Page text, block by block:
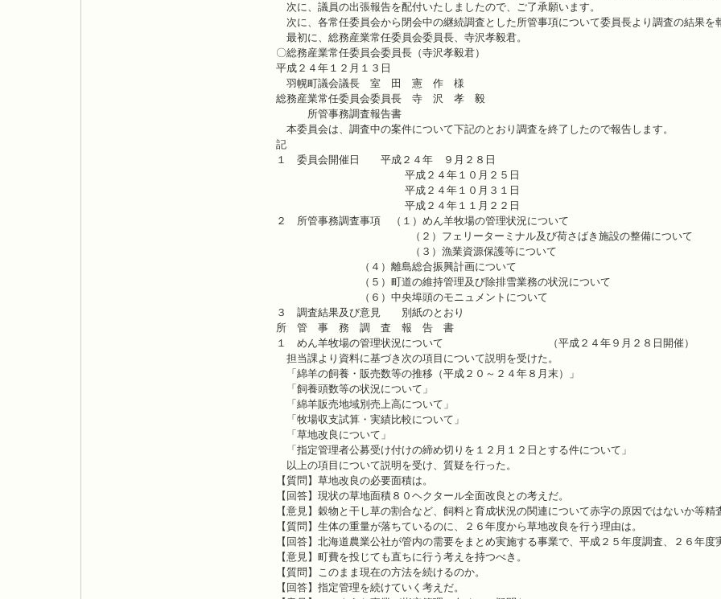
次に、議員の出張報告を配付いたしましたので、ご了承願います。
次に、各常任委員会から閉会中の継続調査とした所管事項について委員長より調査の結果を
最初に、総務産業常任委員会委員長、寺沢孝毅君。
〇総務産業常任委員会委員長（寺沢孝毅君）
平成２４年１２月１３日
羽幌町議会議長 室 田 憲 作 様
総務産業常任委員会委員長 寺 沢 孝 毅
所管事務調査報告書
本委員会は、調査中の案件について下記のとおり調査を終了したので報告します。
記
１ 委員会開催日 平成２４年 ９月２８日
平成２４年１０月２５日
平成２４年１０月３１日
平成２４年１１月２２日
２ 所管事務調査事項 （１）めん羊牧場の管理状況について
（２）フェリーターミナル及び荷さばき施設の整備について
（３）漁業資源保護等について
（４）離島総合振興計画について
（５）町道の維持管理及び除排雪業務の状況について
（６）中央埠頭のモニュメントについて
３ 調査結果及び意見 別紙のとおり
所 管 事 務 調 査 報 告 書
１ めん羊牧場の管理状況について （平成２４年９月２８日開催）
担当課より資料に基づき次の項目について説明を受けた。
「綿羊の飼養・販売数等の推移（平成２０～２４年８月末）」
「飼養頭数等の状況について」
「綿羊販売地域別売上高について」
「牧場収支試算・実績比較について」
「草地改良について」
「指定管理者公募受け付けの締め切りを１２月１２日とする件について」
以上の項目について説明を受け、質疑を行った。
【質問】草地改良の必要面積は。
【回答】現状の草地面積８０ヘクタール全面改良との考えだ。
【意見】穀物と干し草の割合など、飼料と育成状況の関連について赤字の原因ではないか等精
【質問】生体の重量が落ちているのに、２６年度から草地改良を行う理由は。
【回答】北海道農業公社が管内の需要をまとめ実施する事業で、平成２５年度調査、２６年
【意見】町費を投じても直ちに行う考えを持つべき。
【質問】このまま現在の方法を続けるのか。
【回答】指定管理を続けていく考えだ。